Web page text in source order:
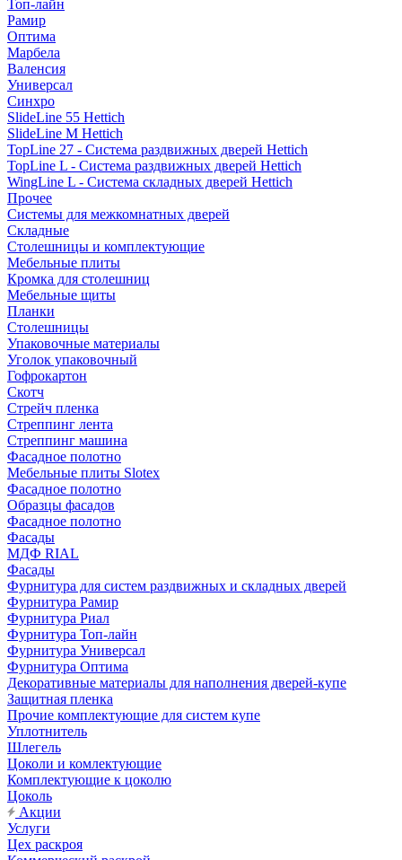
Топ-лайн
Рамир
Оптима
Марбела
Валенсия
Универсал
Синхро
SlideLine 55 Hettich
SlideLine M Hettich
TopLine 27 - Система раздвижных дверей Hettich
TopLine L - Система раздвижных дверей Hettich
WingLine L - Система складных дверей Hettich
Прочее
Системы для межкомнатных дверей
Складные
Столешницы и комплектующие
Мебельные плиты
Кромка для столешниц
Мебельные щиты
Планки
Столешницы
Упаковочные материалы
Уголок упаковочный
Гофрокартон
Скотч
Стрейч пленка
Стреппинг лента
Стреппинг машина
Фасадное полотно
Мебельные плиты Slotex
Фасадное полотно
Образцы фасадов
Фасадное полотно
Фасады
МДФ RIAL
Фасады
Фурнитура для систем раздвижных и складных дверей
Фурнитура Рамир
Фурнитура Риал
Фурнитура Топ-лайн
Фурнитура Универсал
Фурнитура Оптима
Декоративные материалы для наполнения дверей-купе
Защитная пленка
Прочие комплектующие для систем купе
Уплотнитель
Шлегель
Цоколи и комлектующие
Комплектующие к цоколю
Цоколь
Акции
Услуги
Цех раскроя